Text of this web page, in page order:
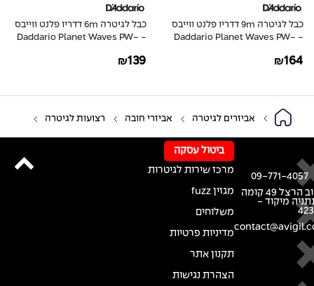
כבל לגיטרה 9m דדריו פלנט ווייבס
- Daddario Planet Waves PW-
₪164
כבל לגיטרה 6m דדריו פלנט ווייבס
- Daddario Planet Waves PW-
₪139
אביזרים לגיטרה אביזרי חובה רצועות לגיטרה
רחוב הרצל 49 קומה
מיקוד -
09-771-4057
ביטול עסקה
מרכז שירות לגיטרות
מגזין fuzz
משלוחים
מדיניות פרטיות
תקנון אתר
הצהרת נגישות